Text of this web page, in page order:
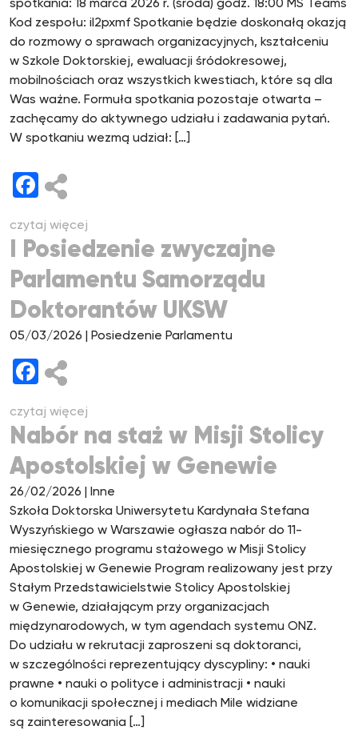
spotkania: 18 marca 2026 r. (środa) godz. 18:00 MS Teams
Kod zespołu: il2pxmf Spotkanie będzie doskonałą okazją
do rozmowy o sprawach organizacyjnych, kształceniu
w Szkole Doktorskiej, ewaluacji śródokresowej,
mobilnościach oraz wszystkich kwestiach, które są dla
Was ważne. Formuła spotkania pozostaje otwarta –
zachęcamy do aktywnego udziału i zadawania pytań.
W spotkaniu wezmą udział: […]
Facebook
czytaj więcej
I Posiedzenie zwyczajne
Parlamentu Samorządu
Doktorantów UKSW
05/03/2026 | Posiedzenie Parlamentu
Facebook
czytaj więcej
Nabór na staż w Misji Stolicy
Apostolskiej w Genewie
26/02/2026 | Inne
Szkoła Doktorska Uniwersytetu Kardynała Stefana
Wyszyńskiego w Warszawie ogłasza nabór do 11-
miesięcznego programu stażowego w Misji Stolicy
Apostolskiej w Genewie Program realizowany jest przy
Stałym Przedstawicielstwie Stolicy Apostolskiej
w Genewie, działającym przy organizacjach
międzynarodowych, w tym agendach systemu ONZ.
Do udziału w rekrutacji zaproszeni są doktoranci,
w szczególności reprezentujący dyscypliny: • nauki
prawne • nauki o polityce i administracji • nauki
o komunikacji społecznej i mediach Mile widziane
są zainteresowania […]